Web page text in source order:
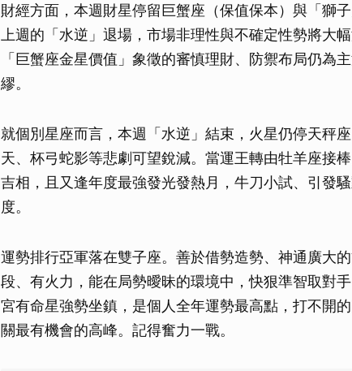
財經方面，本週財星停留巨蟹座（保值保本）與「獅
上週的「水逆」退場，市場非理性與不確定性勢將大
「巨蟹座金星價值」象徵的審慎理財、防禦布局仍為
繆。
就個別星座而言，本週「水逆」結束，火星仍停天秤
天、杯弓蛇影等悲劇可望銳減。當運王轉由牡羊座接
吉相，且又逢年度最強發光發熱月，牛刀小試、引發
度。
運勢排行亞軍落在雙子座。善於借勢造勢、神通廣大
段、有火力，能在局勢曖昧的環境中，快狠準智取對
宮有命星強勢坐鎮，是個人全年運勢最高點，打不開
關最有機會的高峰。記得奮力一戰。